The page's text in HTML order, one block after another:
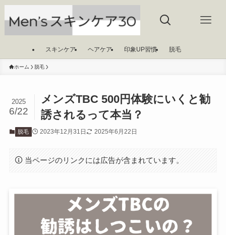
スキンケア ヘアケア 印象UP習慣 脱毛
ホーム 脱毛
メンズTBC 500円体験にいくと勧
誘されるって本当？
2025
6/22
脱毛 2023年12月31日 2025年6月22日
当ページのリンクには広告が含まれています。